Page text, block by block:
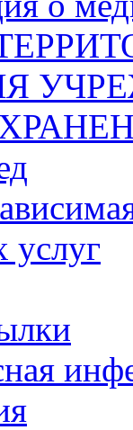
услуг